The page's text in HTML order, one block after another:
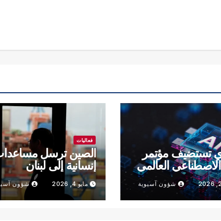
تستضيف مؤتمر
الاصطناعي العالمي
شؤون آسيوية
فعاليات
الصين ترسل
إنسانية إلى لبنان
مايو 4, 2026 شؤون